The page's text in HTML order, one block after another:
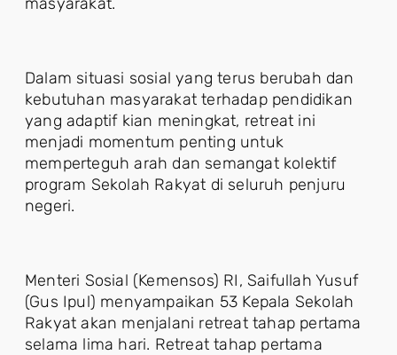
Dalam situasi sosial yang terus berubah dan
kebutuhan masyarakat terhadap pendidikan
yang adaptif kian meningkat, retreat ini
menjadi momentum penting untuk
memperteguh arah dan semangat kolektif
program Sekolah Rakyat di seluruh penjuru
negeri.
Menteri Sosial (Kemensos) RI, Saifullah Yusuf
(Gus Ipul) menyampaikan 53 Kepala Sekolah
Rakyat akan menjalani retreat tahap pertama
selama lima hari. Retreat tahap pertama